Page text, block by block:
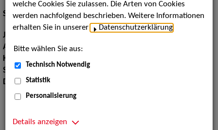
Schauspiel:Film und TV
Jahrgang:
Augenfarbe:blau-grau
Körpergröße:
Sprachen:
Dialekte:Berlinerisch
welche Cookies Sie zulassen. Die Arten von Cookies
werden nachfolgend beschrieben. Weitere Informationen
erhalten Sie in unserer
Datenschutzerklärung
Bitte wählen Sie aus:
Technisch Notwendig
Statistik
Personalisierung
Details anzeigen